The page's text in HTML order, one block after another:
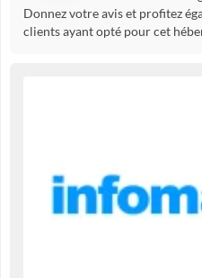
Donnez votre avis et profitez
clients ayant opté pour cet